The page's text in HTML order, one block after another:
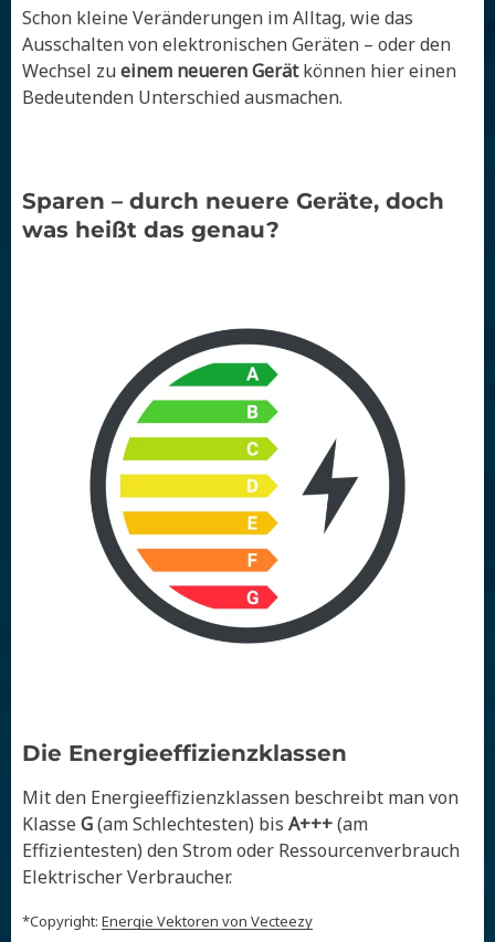
Schon kleine Veränderungen im Alltag, wie das
Ausschalten von elektronischen Geräten – oder den
Wechsel zueinem neueren Gerätkönnen hier einen
Bedeutenden Unterschied ausmachen.
Sparen – durch neuere Geräte, doch
was heißt das genau?
Die Energieeffizienzklassen
Mit den Energieeffizienzklassen beschreibt man von
Klasse G(am Schlechtesten) bis A+++(am
Effizientesten) den Strom oder Ressourcenverbrauch
Elektrischer Verbraucher.
*Copyright: Energie Vektoren von Vecteezy